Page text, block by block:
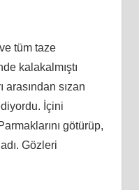
tüm taze
kalakalmıştı
arasından sızan
İçini
götürüp,
Gözleri